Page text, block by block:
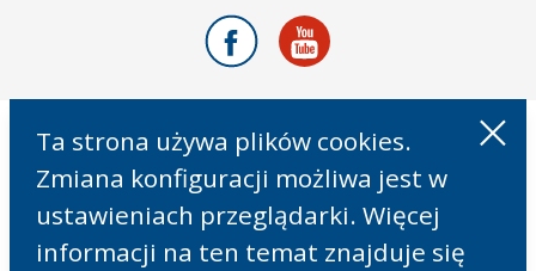
Facebook
Youtube
Ta strona używa plików cookies.
Zmiana konfiguracji możliwa jest w
ustawieniach przeglądarki. Więcej
informacji na ten temat znajduje się